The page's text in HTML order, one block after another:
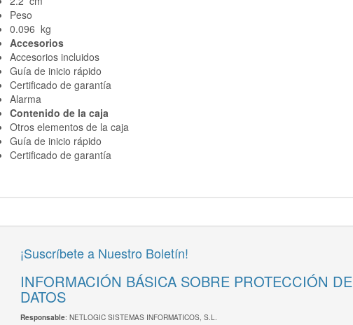
Peso
0.096 kg
Accesorios
Accesorios incluidos
Guía de inicio rápido
Certificado de garantía
Alarma
Contenido de la caja
Otros elementos de la caja
Guía de inicio rápido
Certificado de garantía
¡Suscríbete a Nuestro Boletín!
INFORMACIÓN BÁSICA SOBRE PROTECCIÓN DE
DATOS
Responsable: NETLOGIC SISTEMAS INFORMATICOS, S.L.